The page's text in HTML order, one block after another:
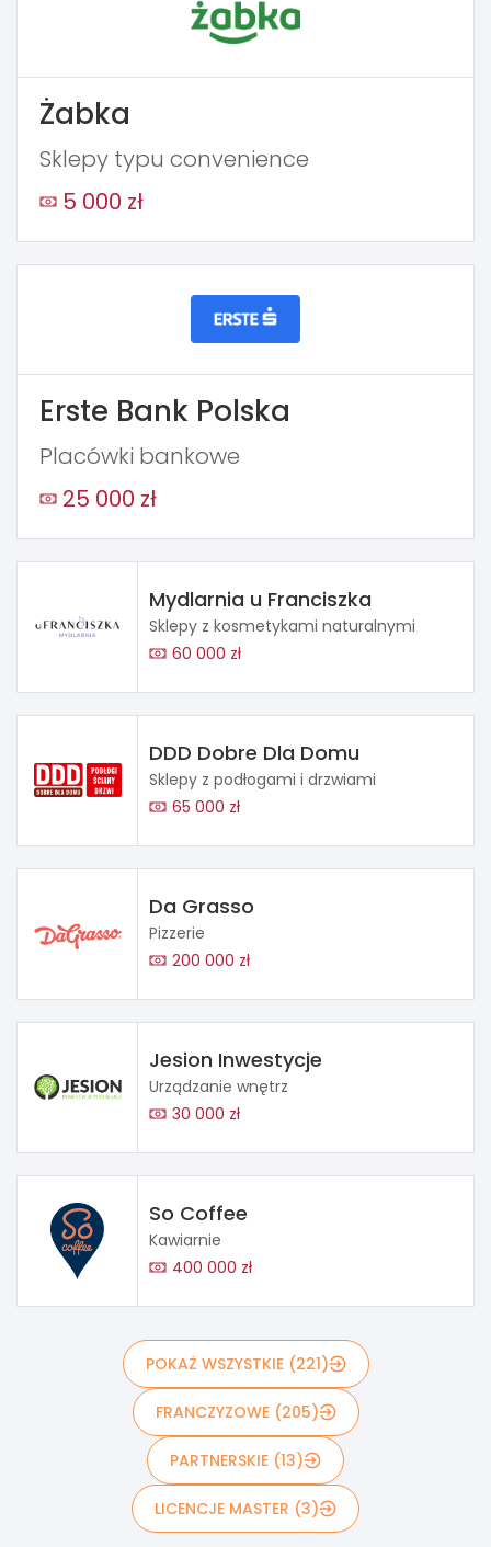
Żabka
Sklepy typu convenience
5 000 zł
Erste Bank Polska
Placówki bankowe
25 000 zł
Mydlarnia u Franciszka
Sklepy z kosmetykami naturalnymi
60 000 zł
DDD Dobre Dla Domu
Sklepy z podłogami i drzwiami
65 000 zł
Da Grasso
Pizzerie
200 000 zł
Jesion Inwestycje
Urządzanie wnętrz
30 000 zł
So Coffee
Kawiarnie
400 000 zł
POKAŻ WSZYSTKIE (221)
FRANCZYZOWE (205)
PARTNERSKIE (13)
LICENCJE MASTER (3)